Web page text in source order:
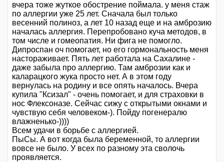
вчера тоже жуткое обострение поймала. у меня стаж
по аллергии уже 25 лет. Сначала был только
весенний полиноз, а лет 10 назад еще и на амброзию
началась аллергия. Перепробовано куча методов, в
том числе и гомеопатия. Ни фига не помогло.
Дипроспан оч помогает, но его гормональность меня
настораживает. Пять лет работала на Сахалине -
даже забыла про аллергию. Там амброзии как и
каларацкого жука просто нет. А в этом году
вернулась на родину и все опять началось. Вчера
купила "Ксизал" - очень помогает, и для страховки в
нос Флексоназе. Сейчас сижу с открытыми окнами и
чувствую себя человеком-). Пойду погенералю
влажненько-))))
Всем удачи в борьбе с аллергией.
ПыСы. А вот когда была беременной, то аллергии
вовсе не было. У всех по разному эта сволочь
проявляется.